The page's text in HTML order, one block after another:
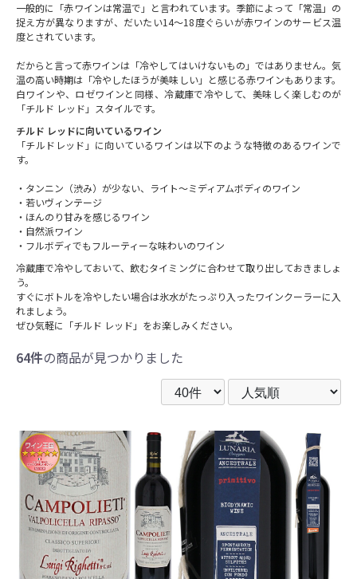
一般的に「赤ワインは常温で」と言われています。季節によって「常温」の
捉え方が異なりますが、だいたい14～18度ぐらいが赤ワインのサービス温
度とされています。
だからと言って赤ワインは「冷やしてはいけないもの」ではありません。気
温の高い時期は「冷やしたほうが美味しい」と感じる赤ワインもあります。
白ワインや、ロゼワインと同様、冷蔵庫で冷やして、美味しく楽しむのが
「チルド レッド」スタイルです。
チルド レッドに向いているワイン
「チルドレッド」に向いているワインは以下のような特徴のあるワインで
す。
・タンニン（渋み）が少ない、ライト～ミディアムボディのワイン
・若いヴィンテージ
・ほんのり甘みを感じるワイン
・自然派ワイン
・フルボディでもフルーティーな味わいのワイン
冷蔵庫で冷やしておいて、飲むタイミングに合わせて取り出しておきましょ
う。
すぐにボトルを冷やしたい場合は氷水がたっぷり入ったワインクーラーに入
れましょう。
ぜひ気軽に「チルド レッド」をお楽しみください。
64件の商品が見つかりました